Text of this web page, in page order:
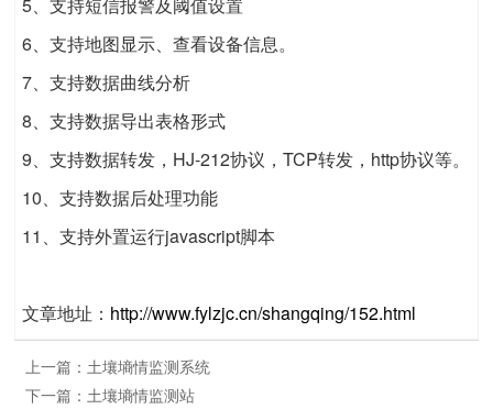
5、支持短信报警及阈值设置
6、支持地图显示、查看设备信息。
7、支持数据曲线分析
8、支持数据导出表格形式
9、支持数据转发，HJ-212协议，TCP转发，http协议等。
10、支持数据后处理功能
11、支持外置运行javascript脚本
文章地址： http://www.fylzjc.cn/shangqing/152.html
上一篇： 土壤墒情监测系统
下一篇： 土壤墒情监测站